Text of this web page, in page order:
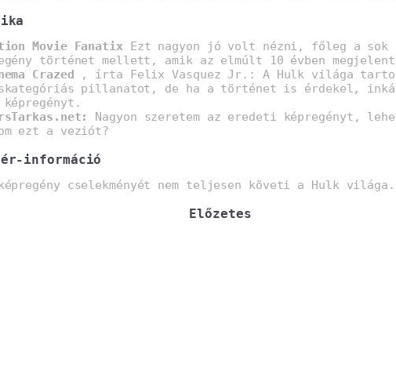
Movie Fanatix Ezt nagyon jó volt nézni, főleg a sok
történet mellett, amik az elmúlt 10 évben
Crazed
, írta Felix Vasquez Jr.: A Hulk világa
pillanatot, de ha a történet is érdekel,
Nagyon szeretem az eredeti képregényt,
ezt a veziót?
információ
cselekményét nem teljesen követi a Hulk világa.
Előzetes